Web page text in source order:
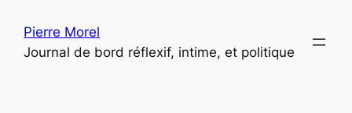
contenu
Pierre Morel
Journal de bord réflexif, intime, et politique